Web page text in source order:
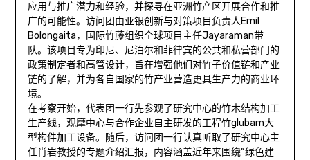
应用与推广潜力和经验，并探寻在亚洲竹产区开展合作和推
广的可能性。访问团由亚银创新与对策项目负责人Emil
Bolongaita，国际竹藤组织全球项目主任Jayaraman带
队。该项目专为印尼、尼泊尔和菲律宾的公共和私营部门的
政策制定者和高管设计，旨在增强他们对竹子价值链和产业
链的了解，并为各自国家的竹产业营造更具生产力的商业环
境。
在考察开始，代表团一行先参观了研究中心的竹木结构加工
生产线，观摩中心与合作企业自主研发的工程竹glubam大
型构件加工设备。随后，访问团一行认真听取了研究中心主
任肖岩教授的专题介绍汇报，内容涵盖近年来围绕“绿色建